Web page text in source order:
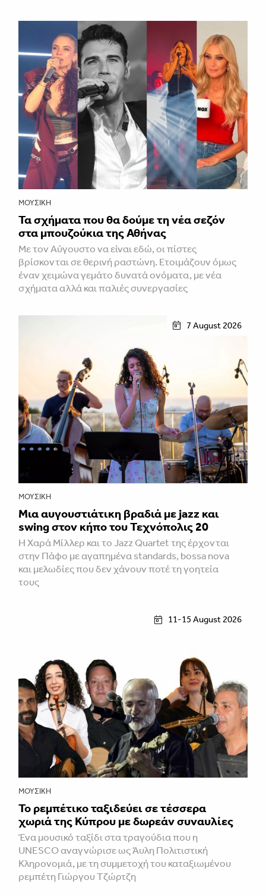
ΜΟΥΣΙΚΉ
Τα σχήματα που θα δούμε τη νέα σεζόν
στα μπουζούκια της Αθήνας
Με τον Αύγουστο να είναι εδώ, οι πίστες
βρίσκονται σε θερινή ραστώνη. Ετοιμάζουν όμως
έναν χειμώνα γεμάτο δυνατά ονόματα, με νέα
σχήματα αλλά και παλιές συνεργασίες
7 August 2026
ΜΟΥΣΙΚΉ
Μια αυγουστιάτικη βραδιά με jazz και
swing στον κήπο του Τεχνόπολις 20
Η Χαρά Μίλλερ και το Jazz Quartet της έρχονται
στην Πάφο με αγαπημένα standards, bossa nova
και μελωδίες που δεν χάνουν ποτέ τη γοητεία
τους
11-15 August 2026
ΜΟΥΣΙΚΉ
Το ρεμπέτικο ταξιδεύει σε τέσσερα
χωριά της Κύπρου με δωρεάν συναυλίες
Ένα μουσικό ταξίδι στα τραγούδια που η
UNESCO αναγνώρισε ως Άυλη Πολιτιστική
Κληρονομιά, με τη συμμετοχή του καταξιωμένου
ρεμπέτη Γιώργου Τζώρτζη